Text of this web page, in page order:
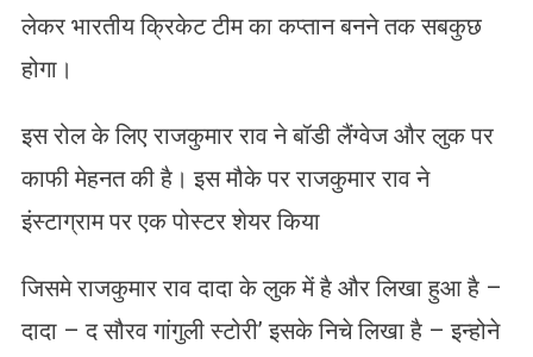
लेकर भारतीय क्रिकेट टीम का कप्तान बनने तक सबकुछ
होगा।
इस रोल के लिए राजकुमार राव ने बॉडी लैंग्वेज और लुक पर
काफी मेहनत की है। इस मौके पर राजकुमार राव ने
इंस्टाग्राम पर एक पोस्टर शेयर किया
जिसमे राजकुमार राव दादा के लुक में है और लिखा हुआ है –
दादा – द सौरव गांगुली स्टोरी’ इसके निचे लिखा है – इन्होने